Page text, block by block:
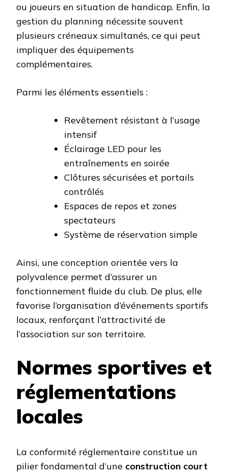
ou joueurs en situation de handicap. Enfin, la
gestion du planning nécessite souvent
plusieurs créneaux simultanés, ce qui peut
impliquer des équipements
complémentaires.
Parmi les éléments essentiels :
Revêtement résistant à l’usage
intensif
Éclairage LED pour les
entraînements en soirée
Clôtures sécurisées et portails
contrôlés
Espaces de repos et zones
spectateurs
Système de réservation simple
Ainsi, une conception orientée vers la
polyvalence permet d’assurer un
fonctionnement fluide du club. De plus, elle
favorise l’organisation d’événements sportifs
locaux, renforçant l’attractivité de
l’association sur son territoire.
Normes sportives et
réglementations
locales
La conformité réglementaire constitue un
pilier fondamental d’une construction court